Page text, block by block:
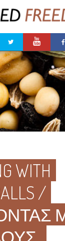
WITH
/